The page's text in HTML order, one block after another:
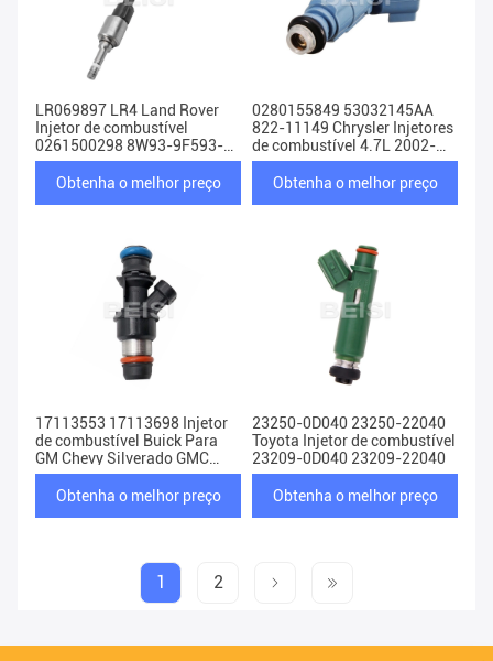
LR069897 LR4 Land Rover
Injetor de combustível
0261500298 8W93-9F593-
BB 8W93-9F593-BC
Obtenha o melhor preço
0280155849 53032145AA
822-11149 Chrysler Injetores
de combustível 4.7L 2002-
2007
Obtenha o melhor preço
17113553 17113698 Injetor
de combustível Buick Para
GM Chevy Silverado GMC
4.8L 5.3L 6.0L
Obtenha o melhor preço
23250-0D040 23250-22040
Toyota Injetor de combustível
23209-0D040 23209-22040
Obtenha o melhor preço
1 2